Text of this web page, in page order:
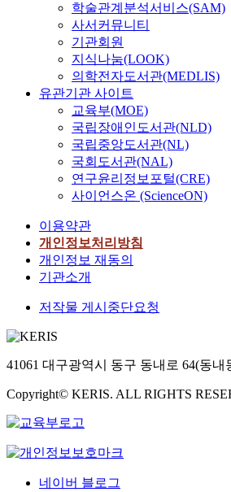
학술관계분석서비스(SAM)
사서커뮤니티
기관회원
지식나눔(LOOK)
의학전자도서관(MEDLIS)
유관기관 사이트
교육부(MOE)
국립장애인도서관(NLD)
국립중앙도서관(NL)
국회도서관(NAL)
연구윤리정보포털(CRE)
사이언스온 (ScienceON)
이용약관
개인정보처리방침
개인정보 재동의
기관소개
저작물 게시중단요청
41061 대구광역시 동구 동내로 64(동내
Copyright© KERIS. ALL RIGHTS
네이버 블로그